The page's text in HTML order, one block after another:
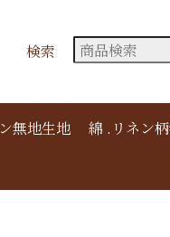
検索
無地生地
綿 .リネン